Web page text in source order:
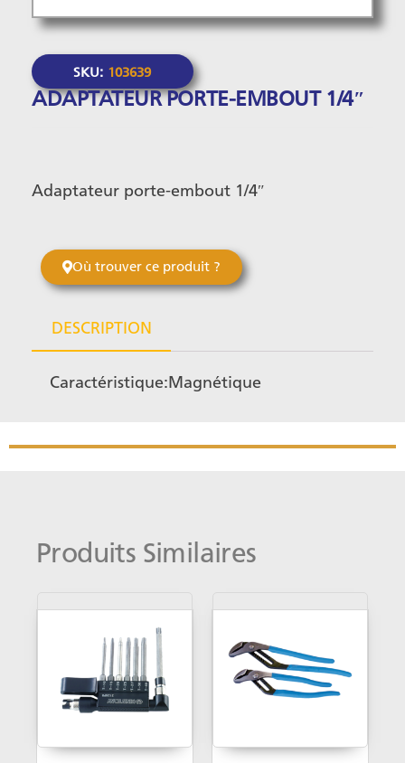
SKU: 103639
ADAPTATEUR PORTE-EMBOUT 1/4″
Adaptateur porte-embout 1/4″
Où trouver ce produit ?
DESCRIPTION
Caractéristique:Magnétique
Produits Similaires